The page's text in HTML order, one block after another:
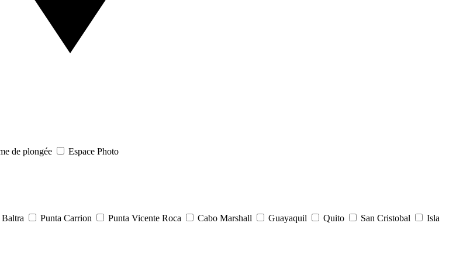
de plongée
Espace Photo
Punta Carrion Punta Vicente Roca Cabo Marshall Guayaquil Quito San Cristobal
Isla